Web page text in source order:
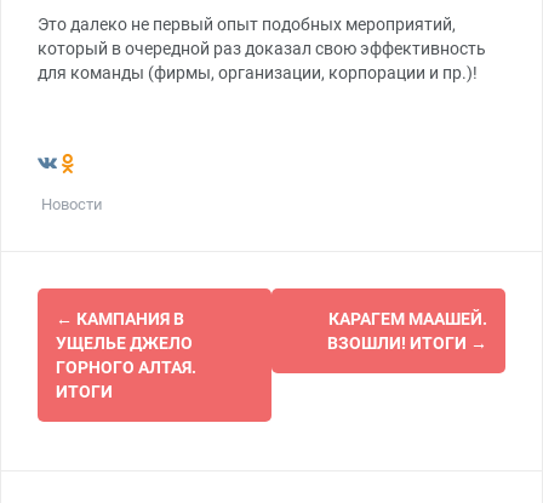
Это далеко не первый опыт подобных мероприятий,
который в очередной раз доказал свою эффективность
для команды (фирмы, организации, корпорации и пр.)!
Новости
Навигация
по
записям
← КАМПАНИЯ В
УЩЕЛЬЕ ДЖЕЛО
ГОРНОГО АЛТАЯ.
ИТОГИ
КАРАГЕМ МААШЕЙ.
ВЗОШЛИ! ИТОГИ →